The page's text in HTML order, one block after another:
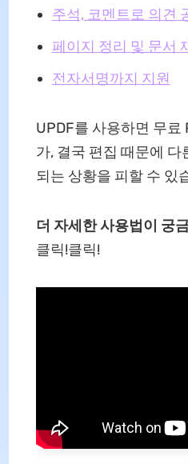
주석, 코멘트로 의견
페이지 정리 및 문서
전자서명까지 지원
UPDF를 사용하면 무료
가, 결국 편집 때문에
되는 상황을 피할 수 있
더 자세한 사용법이 궁
클릭!클릭!